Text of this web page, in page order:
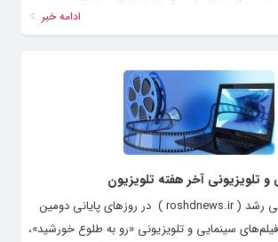
ادامه خبر
تلویزیونی آخر هفته تلویزیون
پایگاه خبری و تحلیلی رشد ( roshdnews.ir ) در روزهای پایانی دومین
سینمایی و تلویزیونی «رو به طلوع خورشید»،